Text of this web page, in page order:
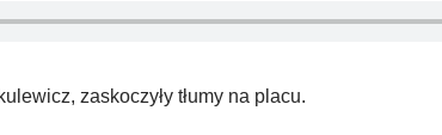
zaskoczyły tłumy na placu.